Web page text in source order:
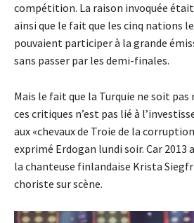
compétition. La raison invoquée
ainsi que le fait que les cinq nations
pouvaient participer à la grande
sans passer par les demi-finales.
Mais le fait que la Turquie ne soit pas
ces critiques n’est pas lié à
aux «chevaux de Troie de la
exprimé Erdogan lundi soir. Car 2013
la chanteuse finlandaise Krista
choriste sur scène.